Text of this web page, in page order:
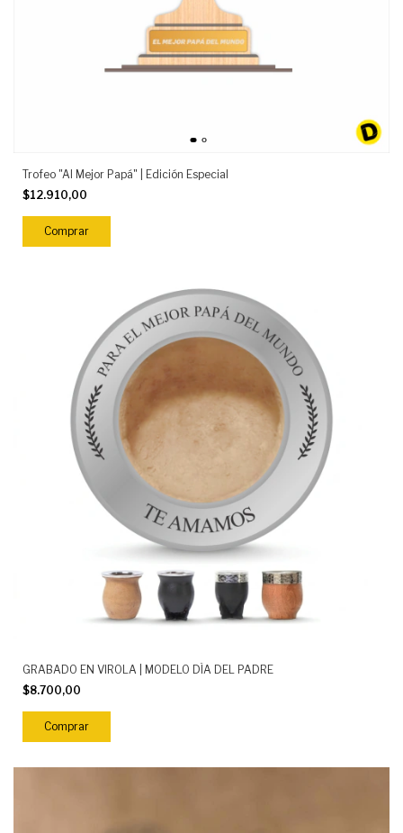
Trofeo "Al Mejor Papá" | Edición Especial
$12.910,00
GRABADO EN VIROLA | MODELO DÍA DEL PADRE
$8.700,00